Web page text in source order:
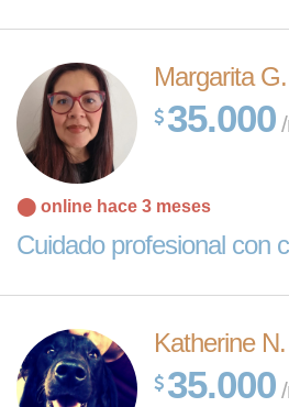
Margarita G.
35.000
⬤ online hace 3 meses
Cuidado profesional con
Katherine N.
35.000